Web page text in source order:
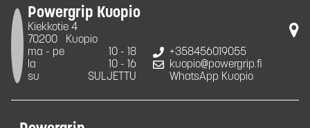
Powergrip Kuopio
Kiekkotie 4
70200
Kuopio
ma - pe
10 - 18
la
10 - 16
su
SULJETTU
+358456019055
kuopio@powergrip.fi
WhatsApp Kuopio